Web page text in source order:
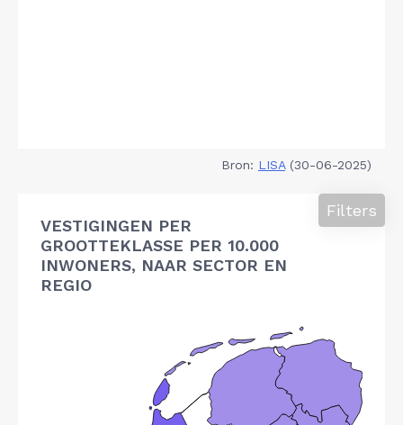
Bron: LISA(30-06-2025)
VESTIGINGEN PER
GROOTTEKLASSE PER 10.000
INWONERS, NAAR SECTOR EN
REGIO
Filters